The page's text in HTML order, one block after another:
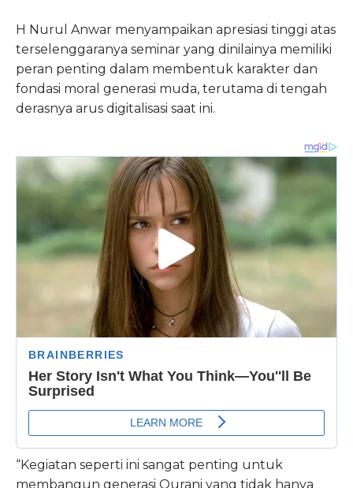
H Nurul Anwar menyampaikan apresiasi tinggi atas
terselenggaranya seminar yang dinilainya memiliki
peran penting dalam membentuk karakter dan
fondasi moral generasi muda, terutama di tengah
derasnya arus digitalisasi saat ini.
“Kegiatan seperti ini sangat penting untuk
membangun generasi Qurani yang tidak hanya